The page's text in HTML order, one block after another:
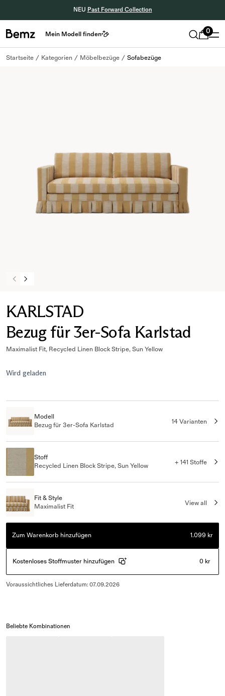
NEU Past Forward Collection
Mein Modell finden 0
Startseite Kategorien Möbelbezüge Sofabezüge
KARLSTAD
Bezug für 3er-Sofa Karlstad
Maximalist Fit, Recycled Linen Block Stripe, Sun Yellow
Wird geladen
Modell
Bezug für 3er-Sofa Karlstad
14 Varianten
Stoff
Recycled Linen Block Stripe, Sun Yellow
+ 141 Stoffe
Fit & Style
Maximalist Fit
View all
Zum Warenkorb hinzufügen 1.099 kr
Kostenloses Stoffmuster hinzufügen 0 kr
Voraussichtliches Lieferdatum: 07.09.2026
Beliebte Kombinationen